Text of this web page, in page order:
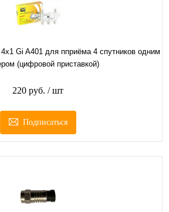
Gi A401 для пприёма 4 спутников одним
(цифровой приставкой)
220 руб. / шт
Подписаться